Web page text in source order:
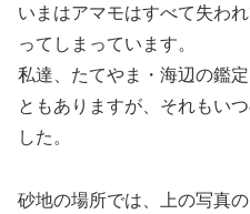
いまはアマモはすべて失わ
ってしまっています。
私達、たてやま・海辺の鑑
ともありますが、それもい
した。
砂地の場所では、上の写真